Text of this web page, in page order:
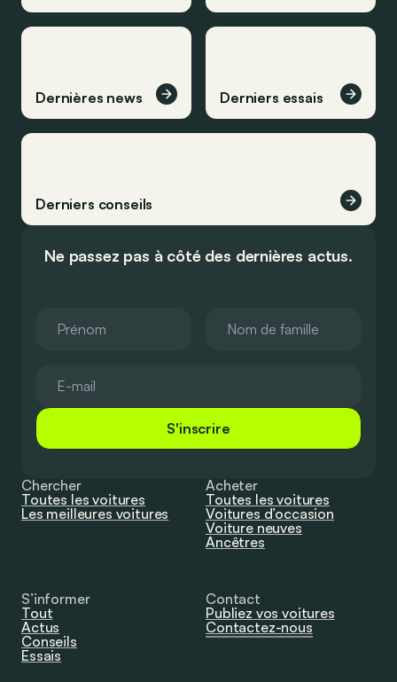
Dernières news Derniers essais
Derniers conseils
Ne passez pas à côté des dernières actus.
S'inscrire
Chercher
Toutes les voitures
Les meilleures voitures
Acheter
Toutes les voitures
Voitures d’occasion
Voiture neuves
Ancêtres
S’informer
Tout
Actus
Conseils
Essais
Contact
Publiez vos voitures
Contactez-nous